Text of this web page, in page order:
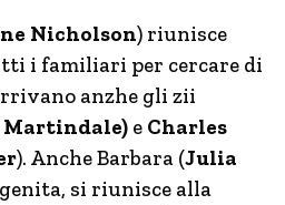
Nicholson) riunisce
i familiari per cercare di
anzhe gli zii
Martindale) e Charles
). Anche Barbara (Julia
si riunisce alla